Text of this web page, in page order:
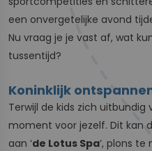
een onvergetelijke avond
Nu vraag je je vast af, wat
tussentijd?
Koninklijk
Terwijl de kids zich
moment voor jezelf. Dit kan
aan ‘de Lotus Spa’, plons